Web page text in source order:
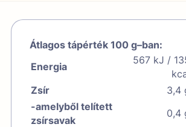
Átlagos tápérték 100 g–ban:
Energia
567 kJ /
Zsír
3,4
-amelyből telített
zsírsavak
0,4